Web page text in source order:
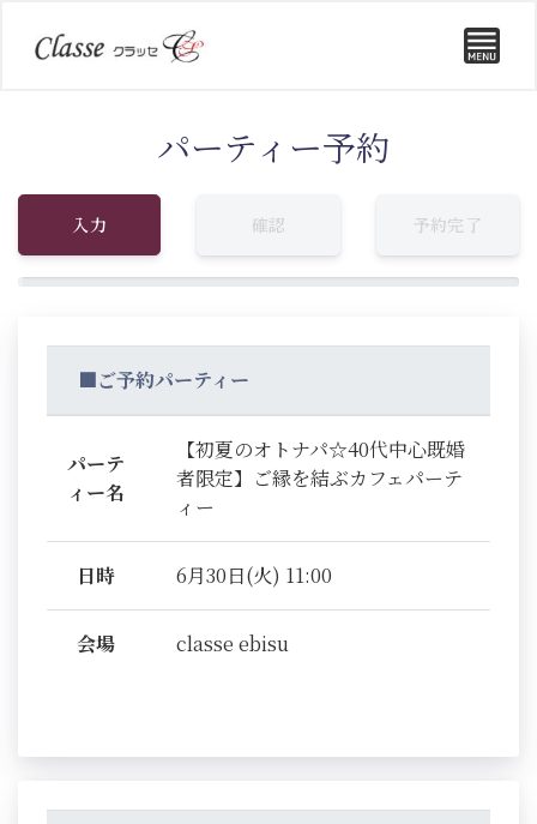
パーティー予約
入力 確認 予約完了
■ご予約パーティー
パーテ
ィー名
【初夏のオトナパ☆40代中心既婚
者限定】ご縁を結ぶカフェパーテ
ィー
日時 6月30日(火) 11:00
会場 classe ebisu